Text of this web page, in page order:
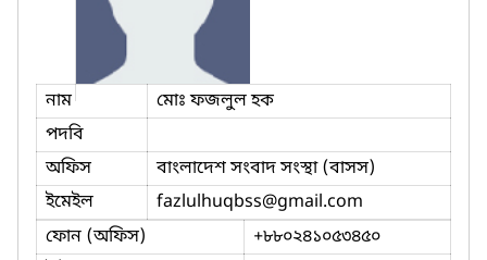
নাম
মোঃ ফজলুল হক
পদবি
অফিস
বাংলাদেশ সংবাদ সংস্থা (বাসস)
ইমেইল
fazlulhuqbss@gmail.com
ফোন (অফিস)
+৮৮০২৪১০৫৩৪৫০